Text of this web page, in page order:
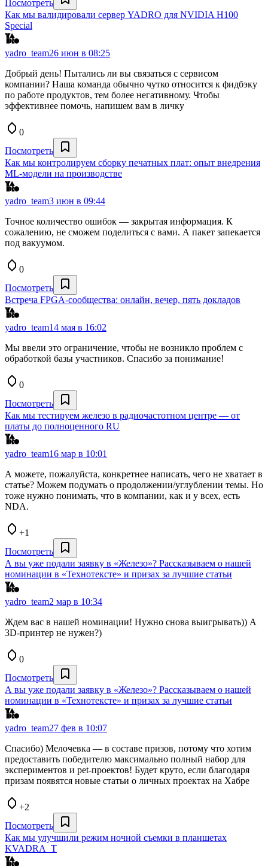
Посмотреть
Как мы валидировали сервер YADRO для NVIDIA H100
Special
yadro_team26 июн в 08:25
Добрый день! Пытались ли вы связаться с сервисом
компании? Наша команда обычно чутко относится к фидбэку
по работе продуктов, тем более негативному. Чтобы
эффективнее помочь, напишем вам в личку
0
Посмотреть
Как мы контролируем сборку печатных плат: опыт внедрения
ML-модели на производстве
yadro_team3 июн в 09:44
Точное количество ошибок — закрытая информация. К
сожалению, не сможем поделиться с вами. А пакет запекается
под вакуумом.
0
Посмотреть
Встреча FPGA-сообщества: онлайн, вечер, пять докладов
yadro_team14 мая в 16:02
Мы ввели это ограничение, чтобы не возникло проблем с
обработкой базы участников. Спасибо за понимание!
0
Посмотреть
Как мы тестируем железо в радиочастотном центре — от
платы до полноценного RU
yadro_team16 мар в 10:01
А можете, пожалуйста, конкретнее написать, чего не хватает в
статье? Можем подумать о продолжении/углублении темы. Но
тоже нужно понимать, что в компании, как и у всех, есть
NDA.
+1
Посмотреть
А вы уже подали заявку в «Железо»? Рассказываем о нашей
номинации в «Технотексте» и призах за лучшие статьи
yadro_team2 мар в 10:34
Ждем вас в нашей номинации! Нужно снова выигрывать)) А
3D-принтер не нужен?)
0
Посмотреть
А вы уже подали заявку в «Железо»? Рассказываем о нашей
номинации в «Технотексте» и призах за лучшие статьи
yadro_team27 фев в 10:07
Спасибо) Мелочевка — в составе призов, потому что хотим
предоставить победителю максимально полный набор для
экспериментов и pet-проектов! Будет круто, если благодаря
призам появятся новые статьи о личных проектах на Хабре
+2
Посмотреть
Как мы улучшили режим ночной съемки в планшетах
KVADRA_T